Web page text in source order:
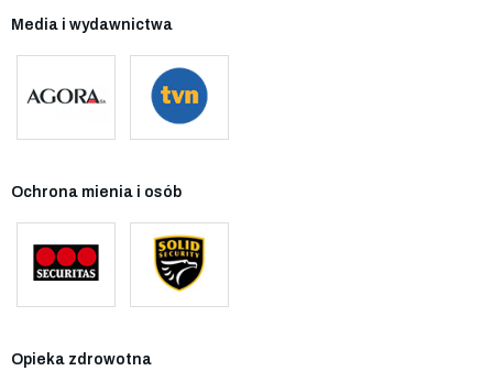
Media i wydawnictwa
Ochrona mienia i osób
Opieka zdrowotna